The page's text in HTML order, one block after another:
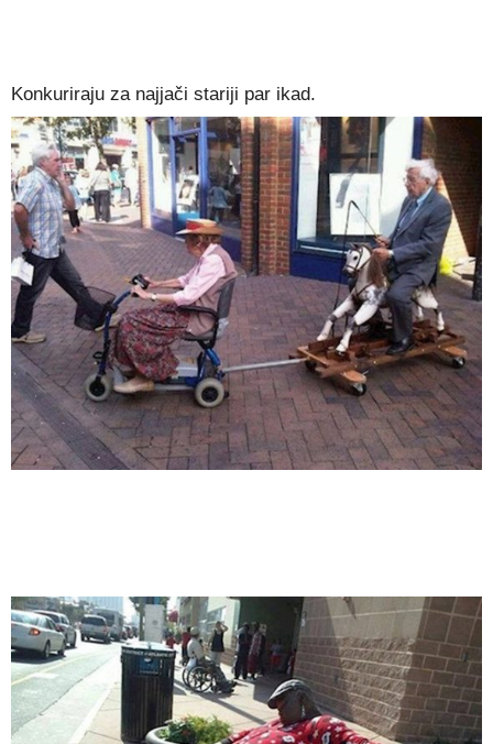
Konkuriraju za najjači stariji par ikad.